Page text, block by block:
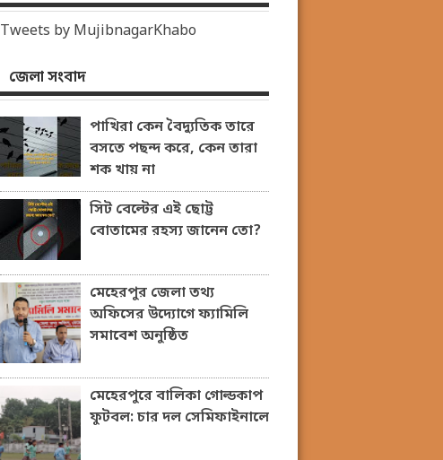
Tweets by MujibnagarKhabo
জেলা সংবাদ
পাখিরা কেন বৈদ্যুতিক তারে
বসতে পছন্দ করে, কেন তারা
শক খায় না
সিট বেল্টের এই ছোট্ট
বোতামের রহস্য জানেন তো?
মেহেরপুর জেলা তথ্য
অফিসের উদ্যোগে ফ্যামিলি
সমাবেশ অনুষ্ঠিত
মেহেরপুরে বালিকা গোল্ডকাপ
ফুটবল: চার দল সেমিফাইনালে